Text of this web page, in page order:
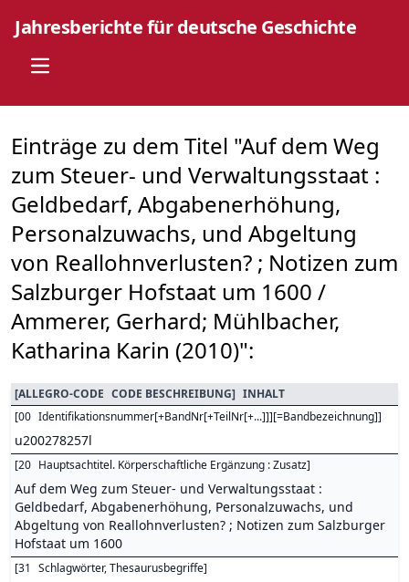
Jahresberichte für deutsche Geschichte
Open main menu
Einträge zu dem Titel "Auf dem Weg
zum Steuer- und Verwaltungsstaat :
Geldbedarf, Abgabenerhöhung,
Personalzuwachs, und Abgeltung
von Reallohnverlusten? ; Notizen zum
Salzburger Hofstaat um 1600 /
Ammerer, Gerhard; Mühlbacher,
Katharina Karin (2010)":
[ALLEGRO-CODE CODE BESCHREIBUNG] INHALT
[00 Identifikationsnummer[+BandNr[+TeilNr[+...]]][=Bandbezeichnung]]
u200278257l
[20 Hauptsachtitel. Körperschaftliche Ergänzung : Zusatz]
Auf dem Weg zum Steuer- und Verwaltungsstaat :
Geldbedarf, Abgabenerhöhung, Personalzuwachs, und
Abgeltung von Reallohnverlusten? ; Notizen zum Salzburger
Hofstaat um 1600
[31 Schlagwörter, Thesaurusbegriffe]